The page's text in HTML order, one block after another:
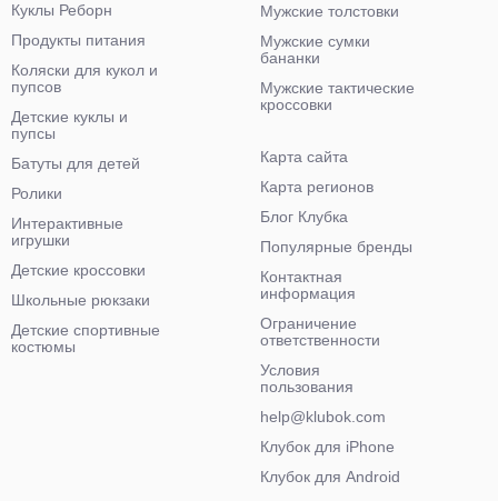
Мужские толстовки
Мужские сумки
бананки
Мужские тактические
кроссовки
Куклы Реборн
Продукты питания
Коляски для кукол и
пупсов
Детские куклы и
пупсы
Батуты для детей
Ролики
Интерактивные
игрушки
Детские кроссовки
Школьные рюкзаки
Детские спортивные
костюмы
Карта сайта
Карта регионов
Блог Клубка
Популярные бренды
Контактная
информация
Ограничение
ответственности
Условия
пользования
help@klubok.com
Клубок для iPhone
Клубок для Android